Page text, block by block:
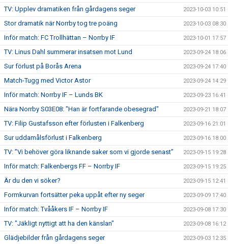
TV: Upplev dramatiken från gårdagens seger 2023-10-03 10:51
Stor dramatik när Norrby tog tre poäng 2023-10-03 08:30
Inför match: FC Trollhättan – Norrby IF 2023-10-01 17:57
TV: Linus Dahl summerar insatsen mot Lund 2023-09-24 18:06
Sur förlust på Borås Arena 2023-09-24 17:40
Match-Tugg med Victor Astor 2023-09-24 14:29
Inför match: Norrby IF – Lunds BK 2023-09-23 16:41
Nära Norrby S03E08: "Han är fortfarande obesegrad" 2023-09-21 18:07
TV: Filip Gustafsson efter förlusten i Falkenberg 2023-09-16 21:01
Sur uddamålsförlust i Falkenberg 2023-09-16 18:00
TV: ”Vi behöver göra liknande saker som vi gjorde senast” 2023-09-15 19:28
Inför match: Falkenbergs FF – Norrby IF 2023-09-15 19:25
Är du den vi söker? 2023-09-15 12:41
Formkurvan fortsätter peka uppåt efter ny seger 2023-09-09 17:40
Inför match: Tvååkers IF – Norrby IF 2023-09-08 17:30
TV: "Jäkligt nyttigt att ha den känslan" 2023-09-08 16:12
Glädjebilder från gårdagens seger 2023-09-03 12:35